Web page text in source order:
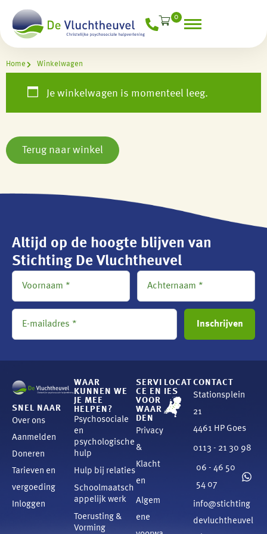
0
Home Winkelwagen
Je winkelwagen is momenteel leeg.
Terug naar winkel
Altijd op de hoogte blijven van
Stichting De Vluchtheuvel
SNEL NAAR
Over ons
Aanmelden
Doneren
Tarieven en
vergoeding
Inloggen
WAAR
KUNNEN WE
JE MEE
HELPEN?
Psychosociale
en
psychologische
hulp
Hulp bij relaties
Schoolmaatsch
appelijk werk
Toerusting &
Vorming
SERVI
CE EN
VOOR
WAAR
DEN
Privacy
&
Klacht
en
Algem
ene
LOCAT
IES
CONTACT
Stationsplein
21
4461 HP Goes
0113 - 21 30 98
06 - 46 50
54 07
info@stichting
devluchtheuvel